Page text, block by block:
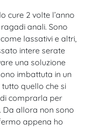
cure 2 volte l’anno
anali. Sono
lassativi e altri,
intere serate
una soluzione
imbattuta in un
quello che si
comprarla per
Da allora non sono
appena ho